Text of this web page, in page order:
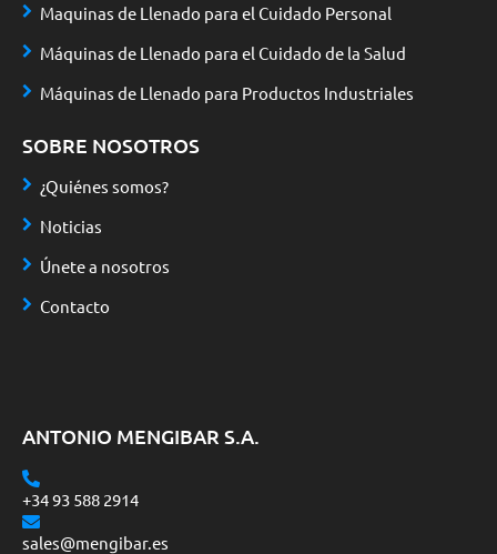
ANTONIO MENGIBAR S.A.
+34 93 588 2914
sales@mengibar.es
Maquinas de Llenado para el Cuidado Personal
Máquinas de Llenado para el Cuidado de la Salud
Máquinas de Llenado para Productos Industriales
SOBRE NOSOTROS
¿Quiénes somos?
Noticias
Únete a nosotros
Contacto